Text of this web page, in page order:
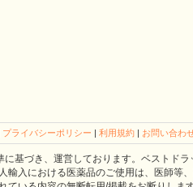
プライバシーポリシー | 利用規約 | お問い合わ
基づき、運営しております。ベストド
入における医薬品のご使用は、医師等